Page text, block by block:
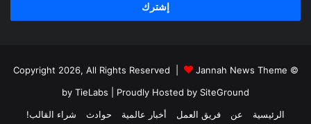
© Copyright 2026, All Rights Reserved |
Jannah News Theme
by TieLabs | Proudly Hosted by SiteGround
الرئيسية
عن فريق العمل أخبار عالمية حوادث شراء القالب!